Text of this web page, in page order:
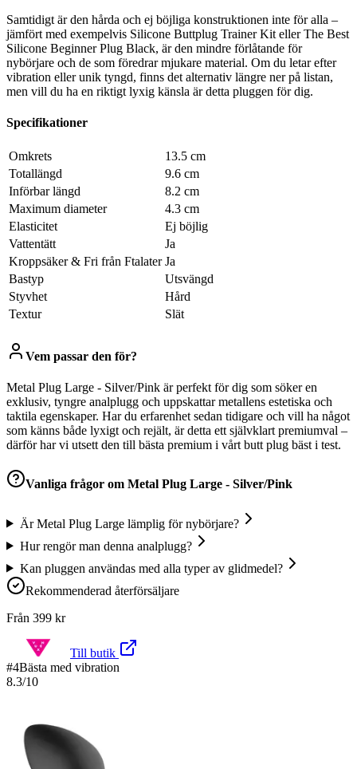
Samtidigt är den hårda och ej böjliga konstruktionen inte för alla –
jämfört med exempelvis Silicone Buttplug Trainer Kit eller The Best
Silicone Beginner Plug Black, är den mindre förlåtande för
nybörjare och de som föredrar mjukare material. Om du letar efter
vibration eller unik tyngd, finns det alternativ längre ner på listan,
men vill du ha en riktigt lyxig känsla är detta pluggen för dig.
Specifikationer
Omkrets
13.5 cm
Totallängd
9.6 cm
Införbar längd
8.2 cm
Maximum diameter
4.3 cm
Elasticitet
Ej böjlig
Vattentätt
Ja
Kroppsäker & Fri från Ftalater Ja
Bastyp
Utsvängd
Styvhet
Hård
Textur
Slät
Vem passar den för?
Metal Plug Large - Silver/Pink är perfekt för dig som söker en
exklusiv, tyngre analplugg och uppskattar metallens estetiska och
taktila egenskaper. Har du erfarenhet sedan tidigare och vill ha något
som känns både lyxigt och rejält, är detta ett självklart premiumval –
därför har vi utsett den till bästa premium i vårt butt plug bäst i test.
Vanliga frågor om Metal Plug Large - Silver/Pink
Är Metal Plug Large lämplig för nybörjare?
Hur rengör man denna analplugg?
Kan pluggen användas med alla typer av glidmedel?
Rekommenderad återförsäljare
Från 399 kr
Till butik
#4Bästa med vibration
8.3/10